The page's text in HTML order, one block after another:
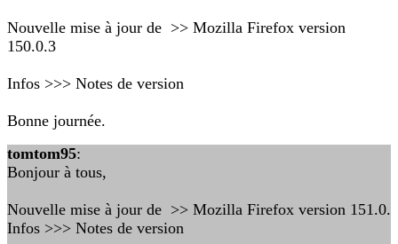
Nouvelle mise à jour de >> Mozilla Firefox version
150.0.3
Infos >>> Notes de version
Bonne journée.
tomtom95:
Bonjour à tous,
Nouvelle mise à jour de >> Mozilla Firefox version 151.0.
Infos >>> Notes de version